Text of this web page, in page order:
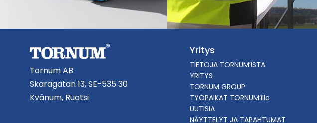
Tornum AB
Skaragatan 13, SE-535 30
Kvänum, Ruotsi
Yritys
TIETOJA TORNUM’ISTA
YRITYS
TORNUM GROUP
TYÖPAIKAT TORNUM’illa
UUTISIA
NÄYTTELYT JA TAPAHTUMAT